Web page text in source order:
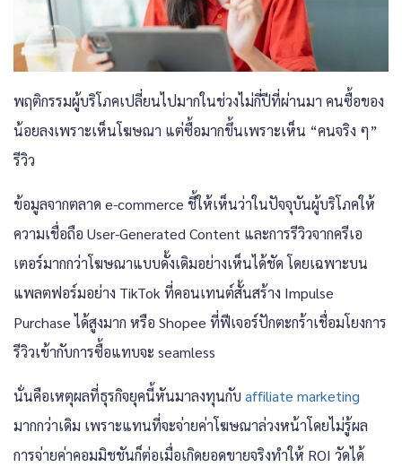
พฤติกรรมผู้บริโภคเปลี่ยนไปมากในช่วงไม่กี่ปีที่ผ่านมา คนซื้อของ
น้อยลงเพราะเห็นโฆษณา แต่ซื้อมากขึ้นเพราะเห็น “คนจริง ๆ”
รีวิว
ข้อมูลจากตลาด e-commerce ชี้ให้เห็นว่าในปัจจุบันผู้บริโภคให้
ความเชื่อถือ User-Generated Content และการรีวิวจากครีเอ
เตอร์มากกว่าโฆษณาแบบดั้งเดิมอย่างเห็นได้ชัด โดยเฉพาะบน
แพลตฟอร์มอย่าง TikTok ที่คอนเทนต์สั้นสร้าง Impulse
Purchase ได้สูงมาก หรือ Shopee ที่ฟีเจอร์ปักตะกร้าเชื่อมโยงการ
รีวิวเข้ากับการซื้อแทบจะ seamless
นั่นคือเหตุผลที่ธุรกิจยุคนี้หันมาลงทุนกับ affiliate marketing
มากกว่าเดิม เพราะแทนที่จะจ่ายค่าโฆษณาล่วงหน้าโดยไม่รู้ผล
การจ่ายค่าคอมมิชชันก็ต่อเมื่อเกิดยอดขายจริงทำให้ ROI วัดได้